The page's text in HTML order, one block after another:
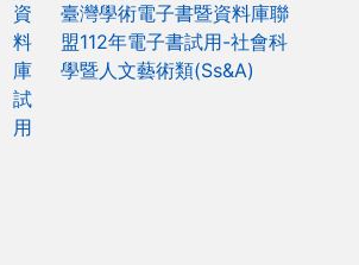
資
料
庫
試
用
臺灣學術電子書暨資料庫聯
盟112年電子書試用-社會科
學暨人文藝術類(Ss&A)